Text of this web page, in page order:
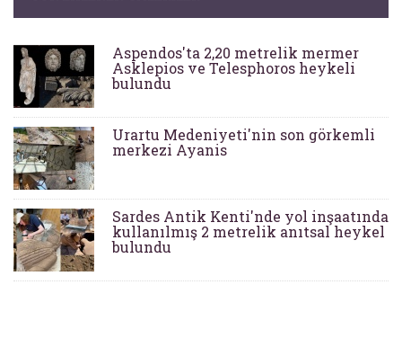
Aspendos'ta 2,20 metrelik mermer
Asklepios ve Telesphoros heykeli
bulundu
Urartu Medeniyeti'nin son görkemli
merkezi Ayanis
Sardes Antik Kenti'nde yol inşaatında
kullanılmış 2 metrelik anıtsal heykel
bulundu